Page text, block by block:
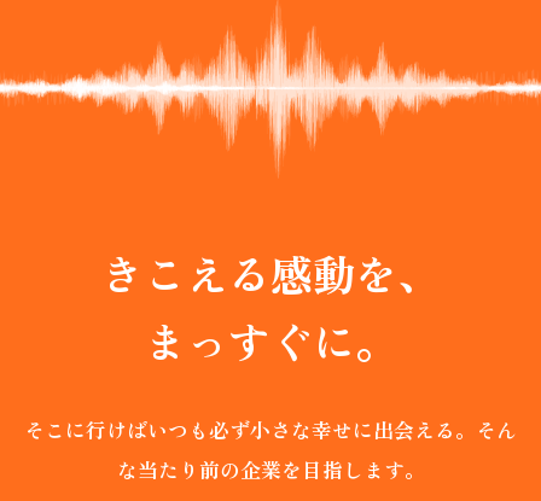
きこえる感動を、
まっすぐに。
そこに行けばいつも必ず小さな幸せに出会える。 そん
な当たり前の企業を目指します。